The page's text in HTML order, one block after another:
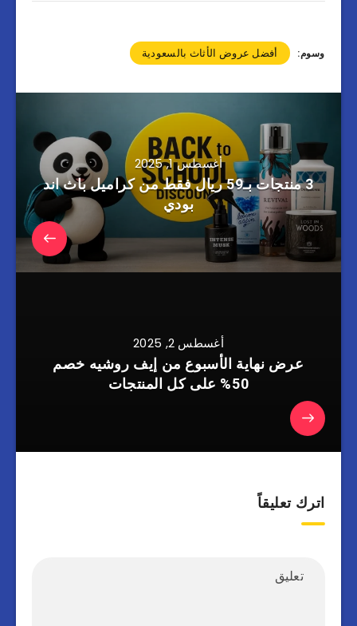
وسوم: أفضل عروض الأثاث بالسعودية
أغسطس 1, 2025
3 منتجات بـ59 ريال فقط من كراميل باث اند
بودي
أغسطس 2, 2025
عرض نهاية الأسبوع من إيف روشيه خصم
50% على كل المنتجات
اترك تعليقاً